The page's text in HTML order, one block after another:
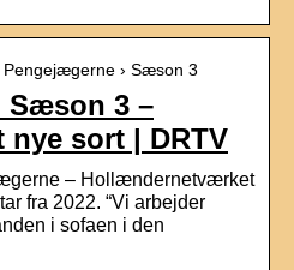
Pengejægerne › Sæson 3
Sæson 3 –
nye sort | DRTV
– Hollændernetværket
fra 2022. “Vi arbejder
i sofaen i den